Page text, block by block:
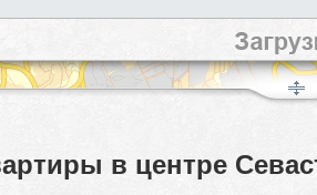
в центре